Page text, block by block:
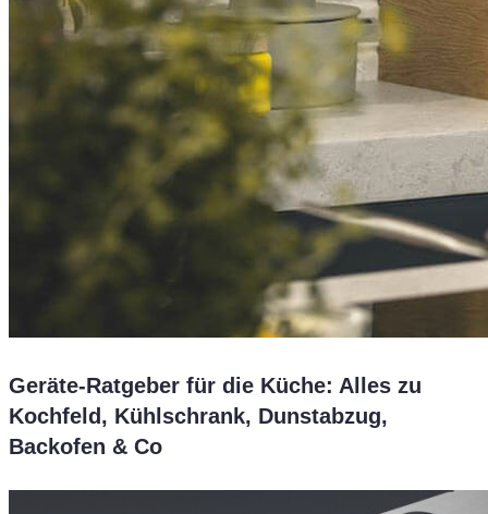
Geräte-Ratgeber für die Küche: Alles zu
Kochfeld, Kühlschrank, Dunstabzug,
Backofen & Co